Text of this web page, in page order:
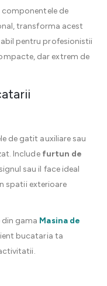
componentele de
transforma acest
pentru profesionistii
dar extrem de
de gatit auxiliare sau
Include furtun de
sau il face ideal
spatii exterioare
gama Masina de
bucataria ta